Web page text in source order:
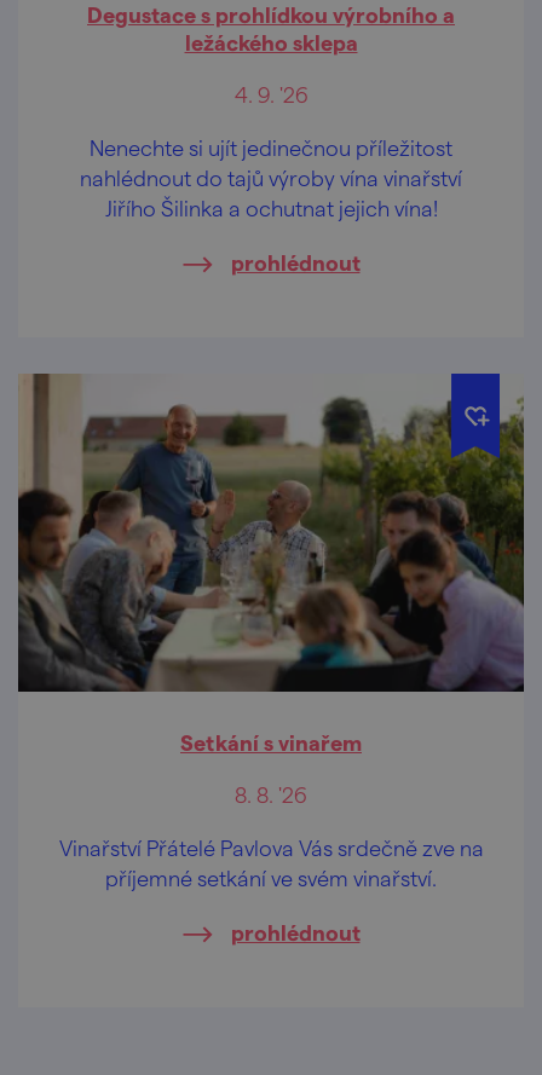
Degustace s prohlídkou výrobního a
ležáckého sklepa
4. 9. '26
Nenechte si ujít jedinečnou příležitost
nahlédnout do tajů výroby vína vinařství
Jiřího Šilinka a ochutnat jejich vína!
prohlédnout
Setkání s vinařem
8. 8. '26
Vinařství Přátelé Pavlova Vás srdečně zve na
příjemné setkání ve svém vinařství.
prohlédnout